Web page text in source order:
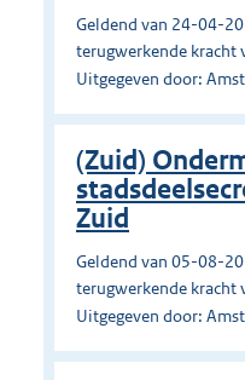
Geldend van 24-04-
terugwerkende kracht
Uitgegeven door:
(Zuid)
Zuid
Geldend van 05-08-
terugwerkende kracht
Uitgegeven door: